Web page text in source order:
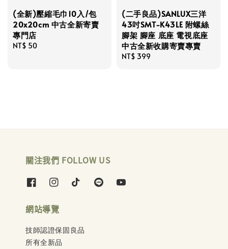
(全新)壓縮毛巾10入/包
20x20cm 中古全新寄賣
專門店
Regular
NT$ 50
(二手良品)SANLUX三洋
43吋SMT-K43LE 附螺絲
腳架 腳座 底座 電視底座
中古全新收購寄賣專賣
Regular
NT$ 399
關注我們 FOLLOW US
網站導覽
技師認證保固良品
所有全新品